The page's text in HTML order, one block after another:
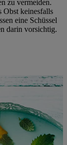
zu vermeiden.
Obst keinesfalls
eine Schüssel
darin vorsichtig.